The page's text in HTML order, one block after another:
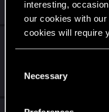
interesting,
our cookies with
cookies will require
and tweak your
Necessary
Cyberpunk